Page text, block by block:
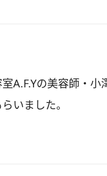
A.F.Yの美容師・小
いました。